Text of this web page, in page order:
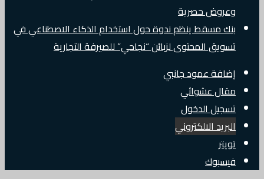
وعروض حصرية
بنك مسقط ينظم ندوة حول استخدام الذكاء الاصطناعي في
تسويق المحتوى لزبائن “نجاحي” للصيرفة التجارية
إضافة عمود جانبي
مقال عشوائي
تسجيل الدخول
البريد الالكتروني
تويتر
فيسبوك